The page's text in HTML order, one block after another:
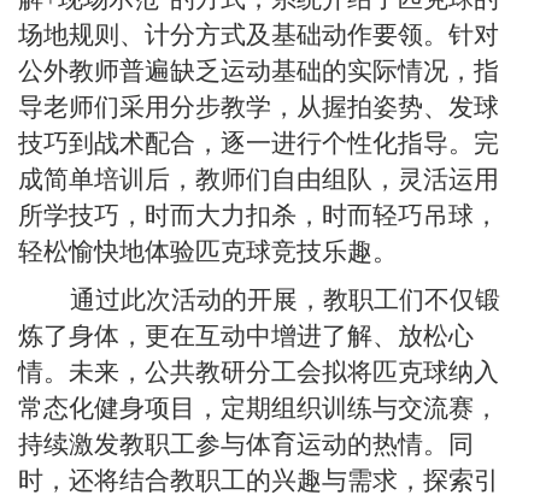
场地规则、计分方式及基础动作要领。针对
公外教师普遍缺乏运动基础的实际情况，指
导老师们采用分步教学，从握拍姿势、发球
技巧到战术配合，逐一进行个性化指导。 完
成简单培训后，教师们自由组队， 灵活运用
所学技巧，时而大力扣杀，时而轻巧吊球，
轻松愉快地体验匹克球竞技乐趣。
通过此次活动的开展，教职工们不仅锻
炼了身体，更在互动中增进了解、放松心
情。未来， 公共教研分工会拟将匹克球纳入
常态化健身项目 ， 定期组织训练与交流赛，
持续激发教职工参与体育运动的热情。同
时，还将结合教职工的兴趣与需求，探索引